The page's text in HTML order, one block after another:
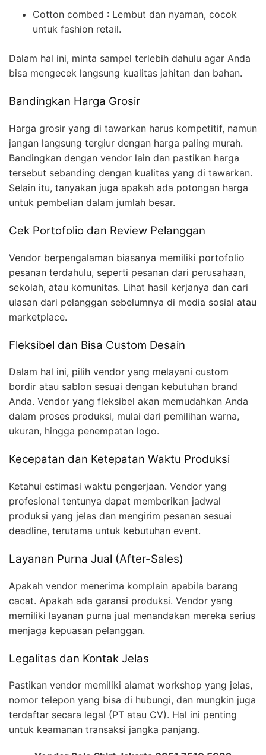
Cotton combed : Lembut dan nyaman, cocok
untuk fashion retail.
Dalam hal ini, minta sampel terlebih dahulu agar Anda
bisa mengecek langsung kualitas jahitan dan bahan.
Bandingkan Harga Grosir
Harga grosir yang di tawarkan harus kompetitif, namun
jangan langsung tergiur dengan harga paling murah.
Bandingkan dengan vendor lain dan pastikan harga
tersebut sebanding dengan kualitas yang di tawarkan.
Selain itu, tanyakan juga apakah ada potongan harga
untuk pembelian dalam jumlah besar.
Cek Portofolio dan Review Pelanggan
Vendor berpengalaman biasanya memiliki portofolio
pesanan terdahulu, seperti pesanan dari perusahaan,
sekolah, atau komunitas. Lihat hasil kerjanya dan cari
ulasan dari pelanggan sebelumnya di media sosial atau
marketplace.
Fleksibel dan Bisa Custom Desain
Dalam hal ini, pilih vendor yang melayani custom
bordir atau sablon sesuai dengan kebutuhan brand
Anda. Vendor yang fleksibel akan memudahkan Anda
dalam proses produksi, mulai dari pemilihan warna,
ukuran, hingga penempatan logo.
Kecepatan dan Ketepatan Waktu Produksi
Ketahui estimasi waktu pengerjaan. Vendor yang
profesional tentunya dapat memberikan jadwal
produksi yang jelas dan mengirim pesanan sesuai
deadline, terutama untuk kebutuhan event.
Layanan Purna Jual (After-Sales)
Apakah vendor menerima komplain apabila barang
cacat. Apakah ada garansi produksi. Vendor yang
memiliki layanan purna jual menandakan mereka serius
menjaga kepuasan pelanggan.
Legalitas dan Kontak Jelas
Pastikan vendor memiliki alamat workshop yang jelas,
nomor telepon yang bisa di hubungi, dan mungkin juga
terdaftar secara legal (PT atau CV). Hal ini penting
untuk keamanan transaksi jangka panjang.